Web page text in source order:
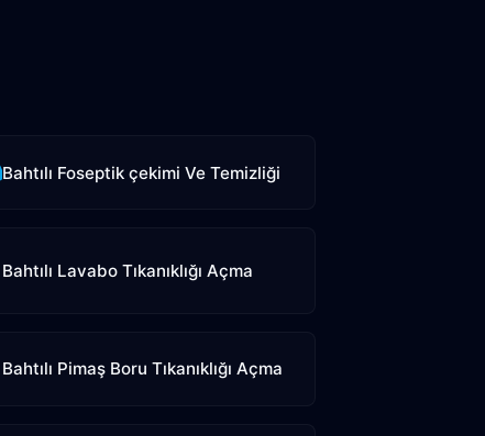
Bahtılı Foseptik çekimi Ve Temizliği
Bahtılı Lavabo Tıkanıklığı Açma
Bahtılı Pimaş Boru Tıkanıklığı Açma